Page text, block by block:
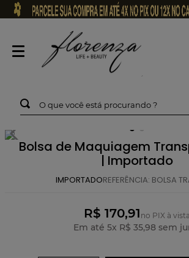
O que você está procurando ?
Bolsa de Maquiagem
| Importado
IMPORTADOREFERÊNCIA: BOLSA
R$ 170,91 no PIX à vista
Em até 5x R$ 35,98sem